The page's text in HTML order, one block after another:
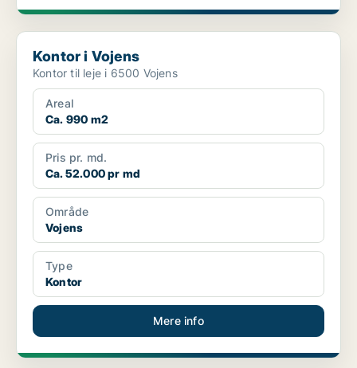
Kontor i Vojens
Kontor i Vojens
Kontor til leje i 6500 Vojens
Areal
Ca. 990 m2
Pris pr. md.
Ca. 52.000 pr md
Område
Vojens
Type
Kontor
Mere info